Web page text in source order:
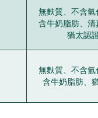
無麩質、不含氫
含牛奶脂肪、清
猶太認
無麩質、不含氫
含牛奶脂肪、